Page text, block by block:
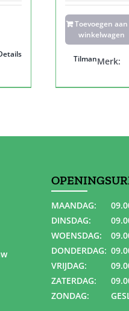
Toevoegen aan
winkelwagen
Merk:
Tilman
MAANDAG:
DINSDAG:
WOENSDAG:
DONDERDAG:
VRIJDAG:
ZATERDAG:
ZONDAG: